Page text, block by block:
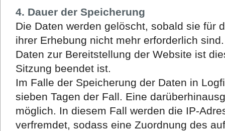
4. Dauer der Speicherung
Die Daten werden gelöscht, sobald sie für
ihrer Erhebung nicht mehr erforderlich
Daten zur Bereitstellung der Website ist
Sitzung beendet ist.
Im Falle der Speicherung der Daten in
sieben Tagen der Fall. Eine
möglich. In diesem Fall werden die IP-
verfremdet, sodass eine Zuordnung des